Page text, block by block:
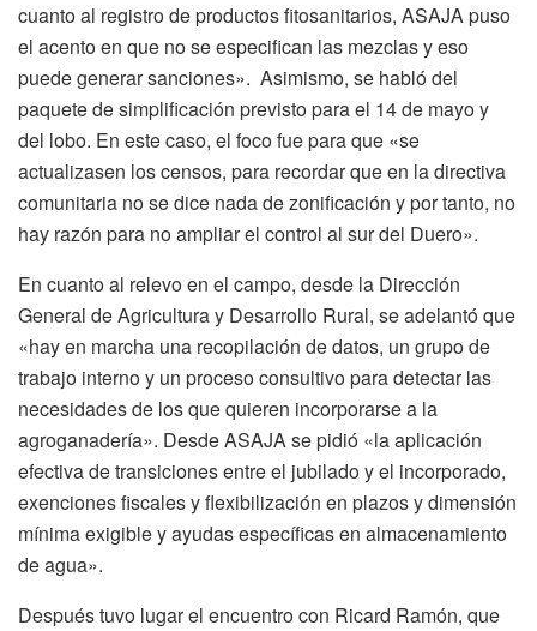
cuanto al registro de productos fitosanitarios, ASAJA puso
el acento en que no se especifican las mezclas y eso
puede generar sanciones». Asimismo, se habló del
paquete de simplificación previsto para el 14 de mayo y
del lobo. En este caso, el foco fue para que «se
actualizasen los censos, para recordar que en la directiva
comunitaria no se dice nada de zonificación y por tanto, no
hay razón para no ampliar el control al sur del Duero».
En cuanto al relevo en el campo, desde la Dirección
General de Agricultura y Desarrollo Rural, se adelantó que
«hay en marcha una recopilación de datos, un grupo de
trabajo interno y un proceso consultivo para detectar las
necesidades de los que quieren incorporarse a la
agroganadería». Desde ASAJA se pidió «la aplicación
efectiva de transiciones entre el jubilado y el incorporado,
exenciones fiscales y flexibilización en plazos y dimensión
mínima exigible y ayudas específicas en almacenamiento
de agua».
Después tuvo lugar el encuentro con Ricard Ramón, que